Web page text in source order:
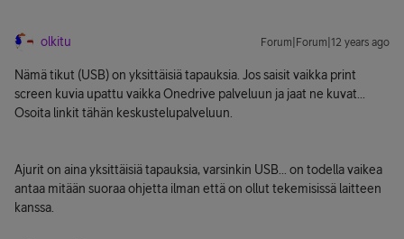
olkitu Forum|Forum|12 years ago
Nämä tikut (USB) on yksittäisiä tapauksia. Jos saisit vaikka print
screen kuvia upattu vaikka Onedrive palveluun ja jaat ne kuvat...
Osoita linkit tähän keskustelupalveluun.
Ajurit on aina yksittäisiä tapauksia, varsinkin USB... on todella vaikea
antaa mitään suoraa ohjetta ilman että on ollut tekemisissä laitteen
kanssa.